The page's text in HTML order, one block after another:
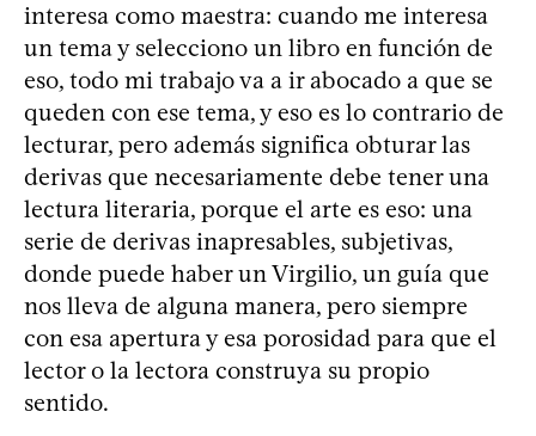
interesa como maestra: cuando me interesa
un tema y selecciono un libro en función de
eso, todo mi trabajo va a ir abocado a que se
queden con ese tema, y eso es lo contrario de
lecturar, pero además significa obturar las
derivas que necesariamente debe tener una
lectura literaria, porque el arte es eso: una
serie de derivas inapresables, subjetivas,
donde puede haber un Virgilio, un guía que
nos lleva de alguna manera, pero siempre
con esa apertura y esa porosidad para que el
lector o la lectora construya su propio
sentido.